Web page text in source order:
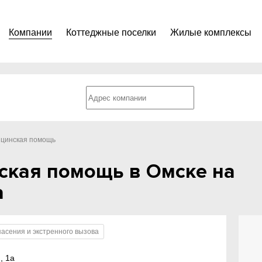
Компании Коттеджные поселки Жилые комплексы
помощь
помощь в Омске на
и экстренного вызова
1а